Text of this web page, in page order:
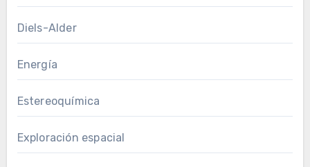
Diels-Alder
Energía
Estereoquímica
Exploración espacial